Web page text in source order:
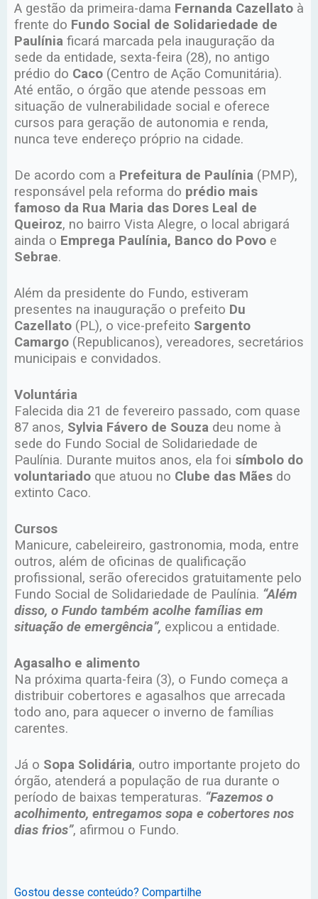
A gestão da primeira-dama Fernanda Cazellato à
frente do Fundo Social de Solidariedade de
Paulínia ficará marcada pela inauguração da
sede da entidade, sexta-feira (28), no antigo
prédio do Caco (Centro de Ação Comunitária).
Até então, o órgão que atende pessoas em
situação de vulnerabilidade social e oferece
cursos para geração de autonomia e renda,
nunca teve endereço próprio na cidade.
De acordo com a Prefeitura de Paulínia (PMP),
responsável pela reforma do prédio mais
famoso da Rua Maria das Dores Leal de
Queiroz, no bairro Vista Alegre, o local abrigará
ainda o Emprega Paulínia, Banco do Povo e
Sebrae.
Além da presidente do Fundo, estiveram
presentes na inauguração o prefeito Du
Cazellato (PL), o vice-prefeito Sargento
Camargo (Republicanos), vereadores, secretários
municipais e convidados.
Voluntária
Falecida dia 21 de fevereiro passado, com quase
87 anos, Sylvia Fávero de Souza deu nome à
sede do Fundo Social de Solidariedade de
Paulínia. Durante muitos anos, ela foi símbolo do
voluntariado que atuou no Clube das Mães do
extinto Caco.
Cursos
Manicure, cabeleireiro, gastronomia, moda, entre
outros, além de oficinas de qualificação
profissional, serão oferecidos gratuitamente pelo
Fundo Social de Solidariedade de Paulínia. “Além
disso, o Fundo também acolhe famílias em
situação de emergência”, explicou a entidade.
Agasalho e alimento
Na próxima quarta-feira (3), o Fundo começa a
distribuir cobertores e agasalhos que arrecada
todo ano, para aquecer o inverno de famílias
carentes.
Já o Sopa Solidária, outro importante projeto do
órgão, atenderá a população de rua durante o
período de baixas temperaturas. “Fazemos o
acolhimento, entregamos sopa e cobertores nos
dias frios”, afirmou o Fundo.
Gostou desse conteúdo? Compartilhe